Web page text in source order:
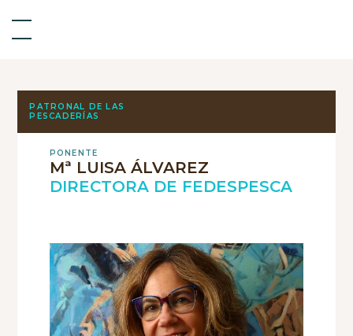
PATRONAL DE LAS
PESCADERÍAS
PONENTE
Mª LUISA ÁLVAREZ
DIRECTORA DE FEDESPESCA